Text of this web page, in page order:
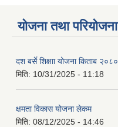
योजना तथा परियोजना
दश बर्से शिक्षाा योजना किताब २०८०
मिति: 10/31/2025 - 11:18
क्षमता विकास योजना लेकम
मिति: 08/12/2025 - 14:46